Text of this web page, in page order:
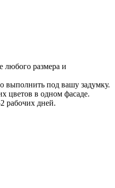
любого размера и
выполнить под вашу задумку.
цветов в одном фасаде.
рабочих дней.